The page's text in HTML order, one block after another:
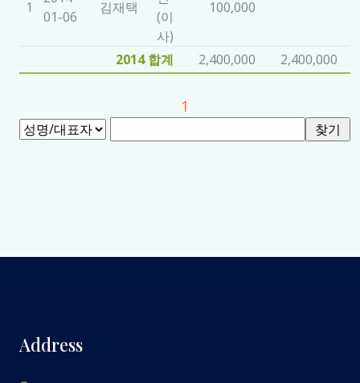
1
01-06
김재택
(이
사)
100,000
2014 합계 2,400,000 2,400,000
1
Address